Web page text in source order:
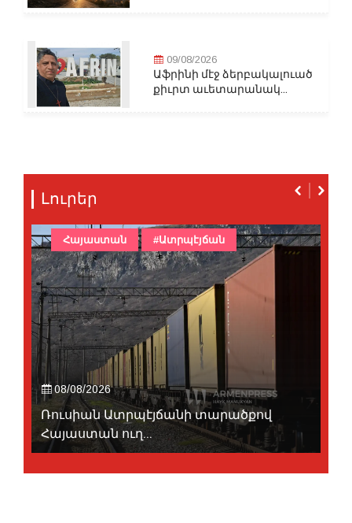
09/08/2026
Աֆրինի մէջ ձերբակալուած
քիւրտ աւետարանակ...
Լուրեր
08/08/2026
Ռուսիան Ատրպէյճանի տարածքով
Հայաստան ուղ...
Հայաստան #Ատրպէյճան